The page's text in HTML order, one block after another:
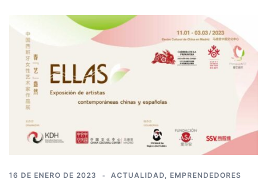
16 DE ENERO DE 2023 ACTUALIDAD EMPRENDEDORES